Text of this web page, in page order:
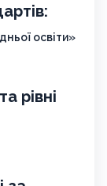
освіти»
рівні